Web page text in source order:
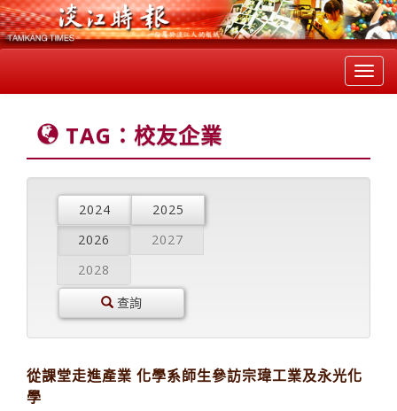
TAG：校友企業
2024
2025
2026
2027
2028
查詢
從課堂走進產業 化學系師生參訪宗瑋工業及永光化
學